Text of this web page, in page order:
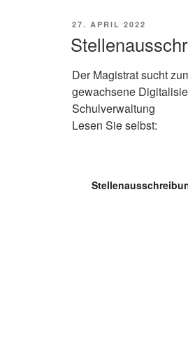
VERÖFFENTLICHT
27. APRIL 2022
Der Magistrat sucht
gewachsene
Schulverwaltung
Lesen Sie selbst: